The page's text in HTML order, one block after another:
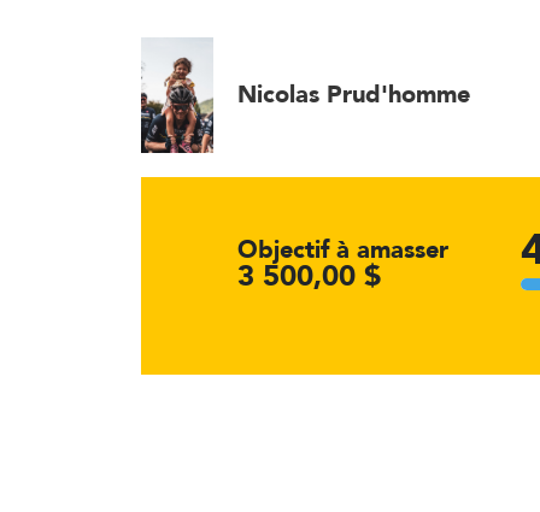
Nicolas Prud'homme
Objectif à amasser
3 500,00 $